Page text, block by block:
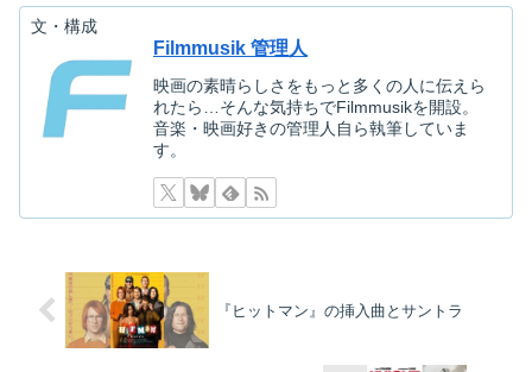
文・構成
Filmmusik 管理人
映画の素晴らしさをもっと多くの人に伝えら
れたら…そんな気持ちでFilmmusikを開設。
音楽・映画好きの管理人自ら執筆していま
す。
『ヒットマン』の挿入曲とサントラ